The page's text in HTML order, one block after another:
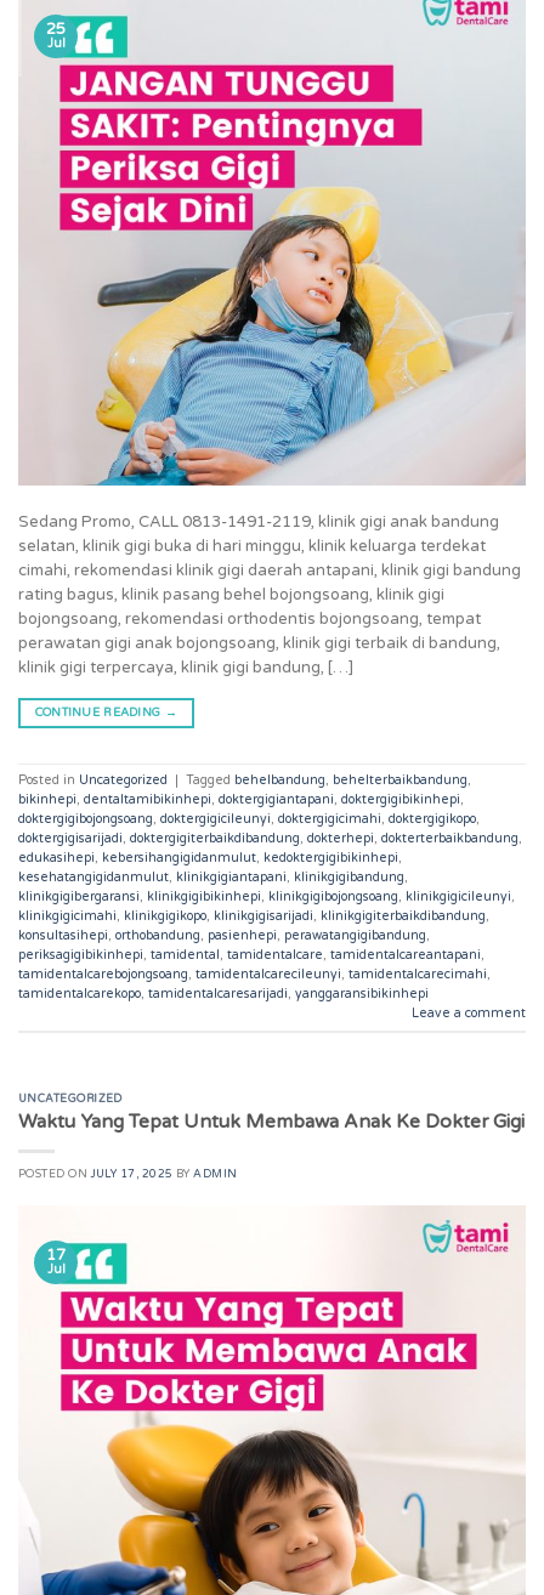
25
Jul
Sedang Promo, CALL 0813-1491-2119, klinik gigi anak bandung
selatan, klinik gigi buka di hari minggu, klinik keluarga terdekat
cimahi, rekomendasi klinik gigi daerah antapani, klinik gigi bandung
rating bagus, klinik pasang behel bojongsoang, klinik gigi
bojongsoang, rekomendasi orthodentis bojongsoang, tempat
perawatan gigi anak bojongsoang, klinik gigi terbaik di bandung,
klinik gigi terpercaya, klinik gigi bandung, […]
CONTINUE READING →
Posted in Uncategorized | Tagged behelbandung, behelterbaikbandung,
bikinhepi, dentaltamibikinhepi, doktergigiantapani, doktergigibikinhepi,
doktergigibojongsoang, doktergigicileunyi, doktergigicimahi, doktergigikopo,
doktergigisarijadi, doktergigiterbaikdibandung, dokterhepi, dokterterbaikbandung,
edukasihepi, kebersihangigidanmulut, kedoktergigibikinhepi,
kesehatangigidanmulut, klinikgigiantapani, klinikgigibandung,
klinikgigibergaransi, klinikgigibikinhepi, klinikgigibojongsoang, klinikgigicileunyi,
klinikgigicimahi, klinikgigikopo, klinikgigisarijadi, klinikgigiterbaikdibandung,
konsultasihepi, orthobandung, pasienhepi, perawatangigibandung,
periksagigibikinhepi, tamidental, tamidentalcare, tamidentalcareantapani,
tamidentalcarebojongsoang, tamidentalcarecileunyi, tamidentalcarecimahi,
tamidentalcarekopo, tamidentalcaresarijadi, yanggaransibikinhepi
Leave a comment
UNCATEGORIZED
Waktu Yang Tepat Untuk Membawa Anak Ke Dokter Gigi
POSTED ONJULY 17, 2025 BYADMIN
17
Jul